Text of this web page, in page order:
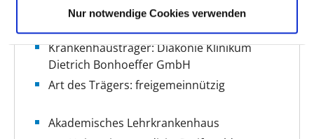
Nur notwendige Cookies verwenden
Ambulante Fallzahl: 599
Krankenhausträger: Diakonie Klinikum
Dietrich Bonhoeffer GmbH
Art des Trägers: freigemeinnützig
Akademisches Lehrkrankenhaus